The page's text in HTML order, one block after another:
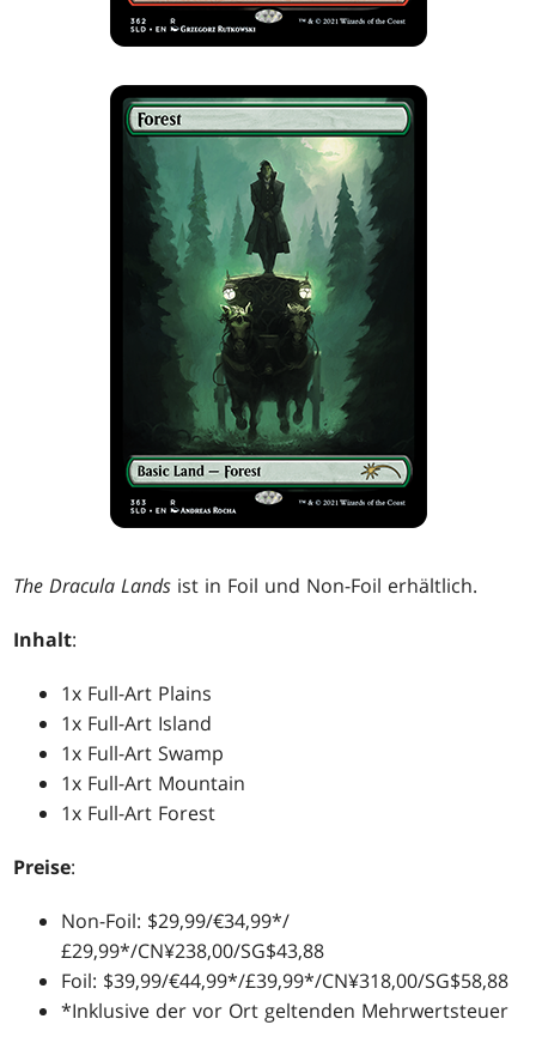
The Dracula Lands ist in Foil und Non-Foil erhältlich.
Inhalt:
1x Full-Art Plains
1x Full-Art Island
1x Full-Art Swamp
1x Full-Art Mountain
1x Full-Art Forest
Preise:
Non-Foil: $29,99/€34,99*/
£29,99*/CN¥238,00/SG$43,88
Foil: $39,99/€44,99*/£39,99*/CN¥318,00/SG$58,88
*Inklusive der vor Ort geltenden Mehrwertsteuer